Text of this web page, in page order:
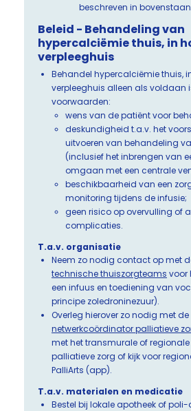
beschreven in
Beleid - Behandeling van
hypercalciëmie thuis, in
verpleeghuis
Behandel hypercalciëmie thuis,
verpleeghuis alleen als voldaan
voorwaarden:
wens van de patiënt voor
deskundigheid t.a.v. het
uitvoeren van behandeling
(inclusief het inbrengen van
omgaan met een centrale
beschikbaarheid van een
monitoring tijdens de infusie;
geen risico op overvulling of
complicaties.
T.a.v. organisatie
Neem zo nodig contact op met
technische thuiszorgteams voor
een infuus en toediening van
principe zoledroninezuur).
Overleg hierover zo nodig met de
netwerkcoördinator palliatieve
met het transmurale of
palliatieve zorg of kijk voor
PalliArts (app).
T.a.v. materialen en medicatie
Bestel bij lokale apotheek of poli-